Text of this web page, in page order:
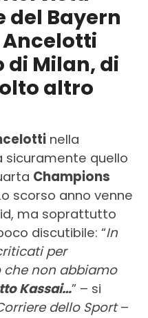
del Bayern
Milan, di
altro
nella
sicuramente quello
Champions
scorso anno venne
ma soprattutto
discutibile: “In
per
che non abbiamo
Kassai…” – si
dello Sport–